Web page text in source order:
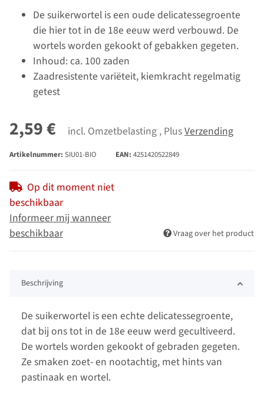
De suikerwortel is een oude delicatessegroente
die hier tot in de 18e eeuw werd verbouwd. De
wortels worden gekookt of gebakken gegeten.
Inhoud: ca. 100 zaden
Zaadresistente variëteit, kiemkracht regelmatig
getest
2,59 € incl. Omzetbelasting , PlusVerzending
Artikelnummer: SIU01-BIO EAN: 4251420522849
Op dit moment niet
beschikbaar
Informeer mij wanneer
beschikbaar
Vraag over het product
Beschrijving
De suikerwortel is een echte delicatessegroente,
dat bij ons tot in de 18e eeuw werd gecultiveerd.
De wortels worden gekookt of gebraden gegeten.
Ze smaken zoet- en nootachtig, met hints van
pastinaak en wortel.